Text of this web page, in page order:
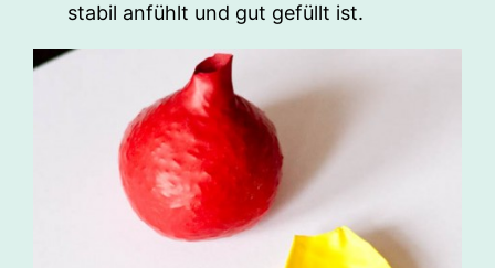
stabil anfühlt und gut gefüllt ist.